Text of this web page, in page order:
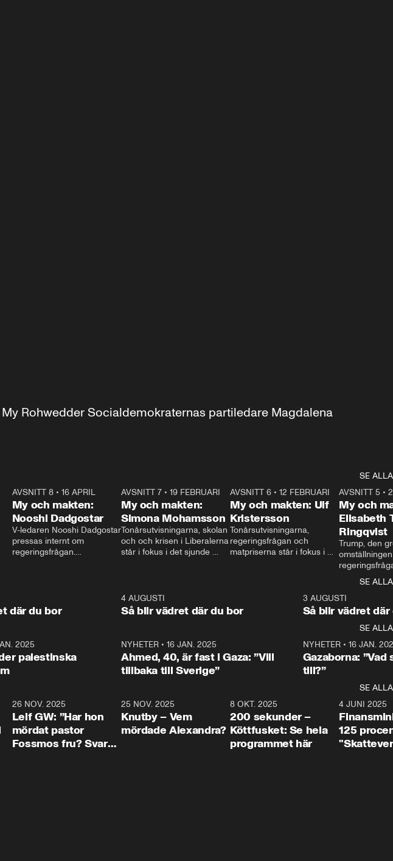
Rohwedder Socialdemokraternas partiledare Magdalena
SE ALLA
AVSNITT 8• 16 APRIL
My och makten:
Nooshi Dadgostar
V-ledaren Nooshi Dadgostar
pressas internt om
regeringsfrågan.
– Vi ställer upp i val. Ska vi
vara med så sitter vi förstås
24:30
AVSNITT 7• 19 FEBRUARI
My och makten:
Simona Mohamsson
Tonårsutvisningarna, skolan
och och krisen i Liberalerna
står i fokus i det sjunde
kommentator My
Rohwedder ställer
utbildnings- och
Mohamsson till svars.
27:30
AVSNITT 6 •12 FEBRUARI
My och makten: Ulf
Kristersson
Tonårsutvisningarna,
regeringsfrågan och
matpriserna står i fokus i
Rohwedder ställer
statsminister Ulf Kristersson
AVSNITT 5 •
My och
Elisabeth
Ringqvist
Trump, den
centrum i
avsnittet av
Makten”. Se
Aftonbladets
Rohwedder
Thand Ring
SE ALLA
där du bor
4 AUGUSTI
Så blir vädret där du bor
3 AUGUSTI
Så blir vädret där
SE ALLA
2025
palestinska
NYHETER• 16 JAN. 2025
Ahmed, 40, är fast i Gaza: ”Vill
tillbaka till Sverige”
NYHETER• 16 JAN.
Gazaborna:
till?”
SE ALLA
26 NOV. 2025
Leif GW: ”Har hon
mördat pastor
Fossmos fru? Svar
31:05
25 NOV. 2025
Knutby – Vem
mördade Alexandra?
4:29
8 OKT. 2025
200 sekunder –
Köttfusket: Se hela
programmet här
4 JUNI 2025
125